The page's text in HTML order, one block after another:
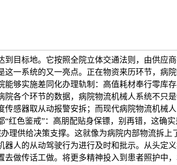
目标地。它按照全院立体交通法则，由供应
一系统的又一亮点。正在物资来历环节，病
够实施差同化办理轨制：高值耗材奉行零库
各个环节的数据，病院物流机械人系统不只
感器取从动报警安拆；而现代病院物流机械
色鉴戒”：高朋配贴身保镖，别再错，这确
供给决策支撑。这就像为病院内部物流拆上
人的从动驾驶行为进行及时和批示。从头定
做传话工做。将更多精神投入到患者照护中